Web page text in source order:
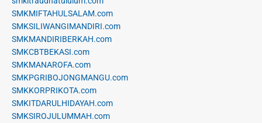
SMKMIFTAHULSALAM.com
SMKSILIWANGIMANDIRI.com
SMKMANDIRIBERKAH.com
SMKCBTBEKASI.com
SMKMANAROFA.com
SMKPGRIBOJONGMANGU.com
SMKKORPRIKOTA.com
SMKITDARULHIDAYAH.com
SMKSIROJULUMMAH.com